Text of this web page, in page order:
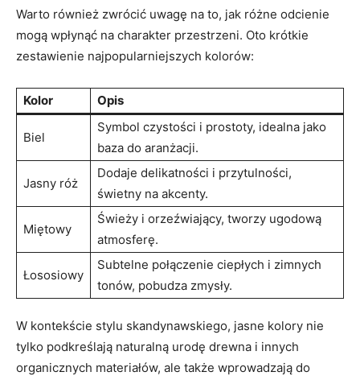
Warto również zwrócić uwagę na to, jak różne odcienie
mogą wpłynąć na charakter przestrzeni. Oto krótkie
zestawienie najpopularniejszych kolorów:
Kolor Opis
Biel
Symbol czystości i prostoty, idealna jako
baza do aranżacji.
Jasny róż
Dodaje delikatności i przytulności,
świetny na akcenty.
Miętowy
Świeży i orzeźwiający, tworzy ugodową
atmosferę.
Łososiowy
Subtelne połączenie ciepłych i zimnych
tonów, pobudza zmysły.
W kontekście stylu skandynawskiego, jasne kolory nie
tylko podkreślają naturalną urodę drewna i innych
organicznych materiałów, ale także wprowadzają do